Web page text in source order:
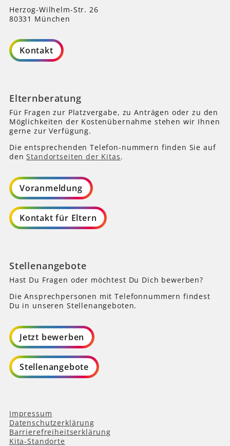
Herzog-Wilhelm-Str. 26
80331 München
Kontakt
Elternberatung
Für Fragen zur Platzvergabe, zu Anträgen oder zu den
Möglichkeiten der Kostenübernahme stehen wir Ihnen
gerne zur Verfügung.
Die entsprechenden Telefon-nummern finden Sie auf
denStandortseiten der Kitas.
Voranmeldung
Kontakt für Eltern
Stellenangebote
Hast Du Fragen oder möchtest Du Dich bewerben?
Die Ansprechpersonen mit Telefonnummern findest
Du in unseren Stellenangeboten.
Jetzt bewerben
Stellenangebote
Impressum
Datenschutzerklärung
Barrierefreiheitserklärung
Kita-Standorte